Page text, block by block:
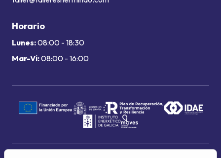
Horario
Lunes:08:00 - 18:30
Mar-Vi:08:00 - 16:00